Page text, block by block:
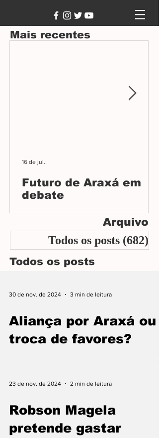
Mais recentes
Futuro de Araxá em
debate
Audiência pública na Câmara debateu o
Plano Diretor, projeto que orientará o
crescimento e o desenvolvimento de Araxá
nas próximas décadas.
16 de jul.
Arquivo
Todos os posts (682)
Todos os posts
30 de nov. de 2024 3 min de leitura
Aliança por Araxá ou
troca de favores?
23 de nov. de 2024 2 min de leitura
Robson Magela
pretende gastar